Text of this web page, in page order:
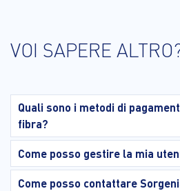
VOI SAPERE
Quali sono i metodi di
fibra?
Come posso gestire la mia
Come posso contattare